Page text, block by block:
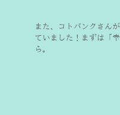
また、コトバンクさん
ていました！まずは「
ら。